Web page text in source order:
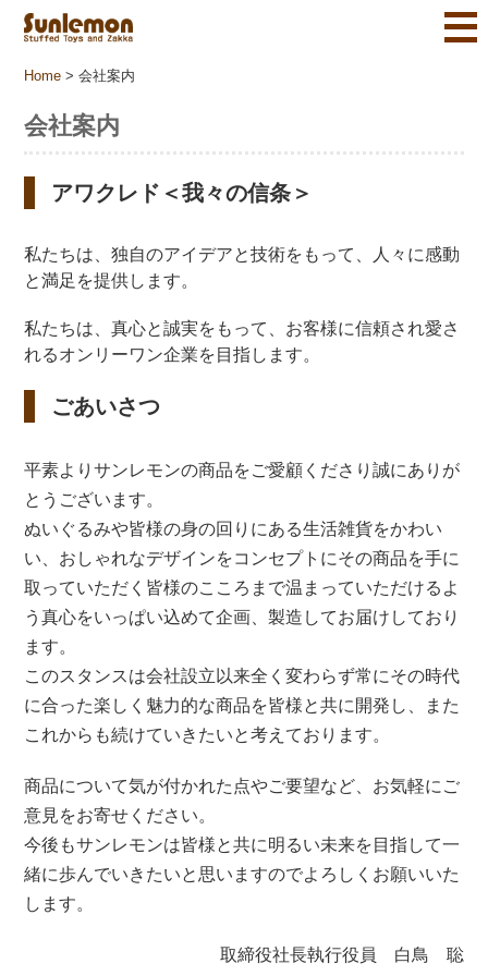
Home >会社案内
会社案内
アワクレド＜我々の信条＞
私たちは、独自のアイデアと技術をもって、人々に感動
と満足を提供します。
私たちは、真心と誠実をもって、お客様に信頼され愛さ
れるオンリーワン企業を目指します。
ごあいさつ
平素よりサンレモンの商品をご愛顧くださり誠にありが
とうございます。
ぬいぐるみや皆様の身の回りにある生活雑貨をかわい
い、おしゃれなデザインをコンセプトにその商品を手に
取っていただく皆様のこころまで温まっていただけるよ
う真心をいっぱい込めて企画、製造してお届けしており
ます。
このスタンスは会社設立以来全く変わらず常にその時代
に合った楽しく魅力的な商品を皆様と共に開発し、また
これからも続けていきたいと考えております。
商品について気が付かれた点やご要望など、お気軽にご
意見をお寄せください。
今後もサンレモンは皆様と共に明るい未来を目指して一
緒に歩んでいきたいと思いますのでよろしくお願いいた
します。
取締役社長執行役員 白鳥 聡